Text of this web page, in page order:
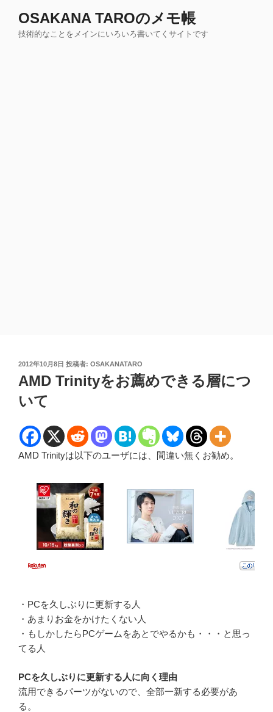
OSAKANA TAROのメモ帳
技術的なことをメインにいろいろ書いてくサイトです
投
稿
日:
2012年10月8日 投稿者: OSAKANATARO
AMD Trinityをお薦めできる層につ
いて
AMD Trinityは以下のユーザには、間違い無くお勧め。
・PCを久しぶりに更新する人
・あまりお金をかけたくない人
・もしかしたらPCゲームをあとでやるかも・・・と思っ
てる人
PCを久しぶりに更新する人に向く理由
流用できるパーツがないので、全部一新する必要があ
る。